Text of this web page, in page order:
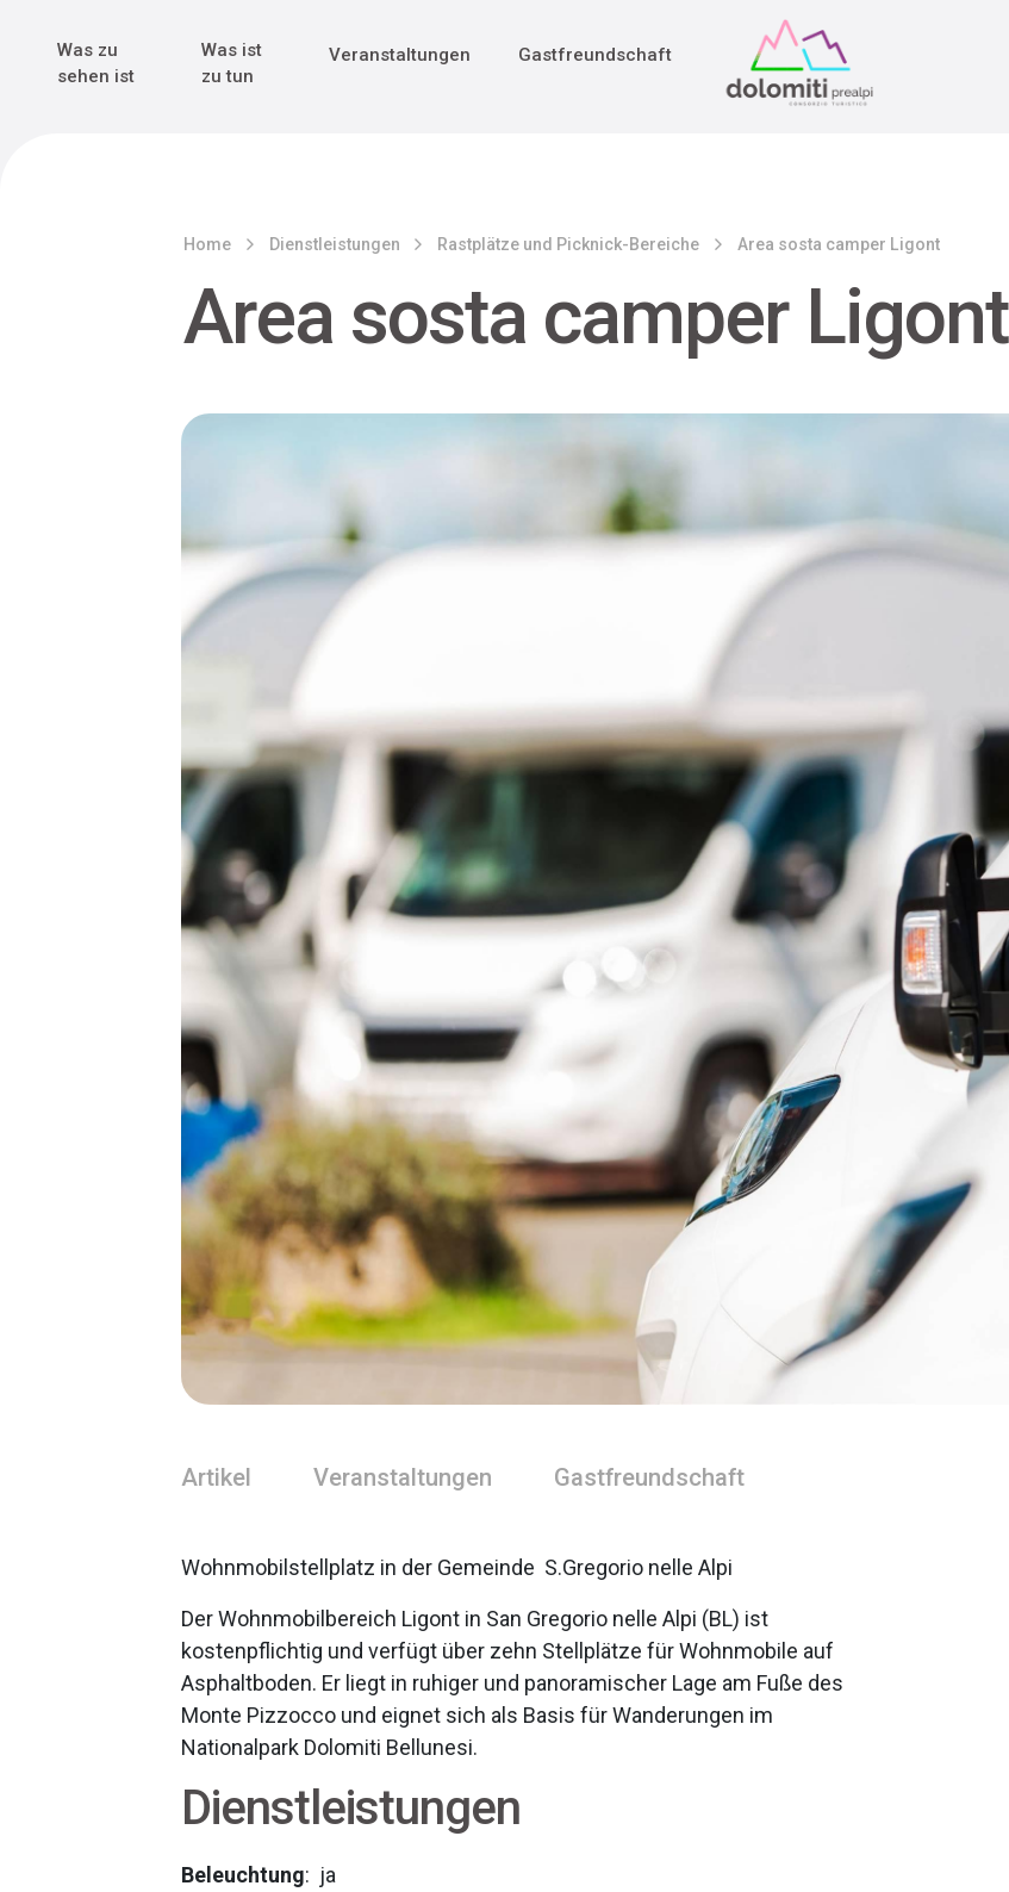
Main Navigation
Was zu
sehen ist
Was ist
zu tun
Veranstaltungen Gastfreundschaft
Home Dienstleistungen Rastplätze und Picknick-Bereiche Area sosta camper Ligont
Area sosta camper Ligont
Artikel Veranstaltungen Gastfreundschaft
Wohnmobilstellplatz in der Gemeinde S.Gregorio nelle Alpi
Der Wohnmobilbereich Ligont in San Gregorio nelle Alpi (BL) ist
kostenpflichtig und verfügt über zehn Stellplätze für Wohnmobile auf
Asphaltboden. Er liegt in ruhiger und panoramischer Lage am Fuße des
Monte Pizzocco und eignet sich als Basis für Wanderungen im
Nationalpark Dolomiti Bellunesi.
Dienstleistungen
Beleuchtung: ja